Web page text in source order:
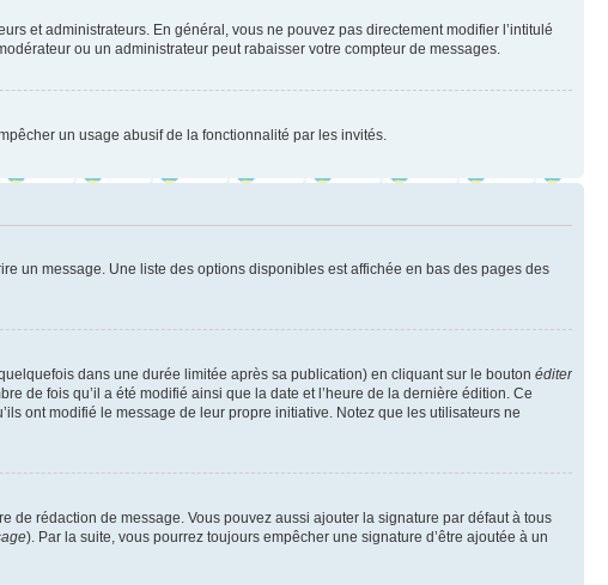
et administrateurs. En général, vous ne pouvez pas directement modifier l’intitulé
ou un administrateur peut rabaisser votre compteur de messages.
un usage abusif de la fonctionnalité par les invités.
un message. Une liste des options disponibles est affichée en bas des pages des
dans une durée limitée après sa publication) en cliquant sur le bouton éditer
de fois qu’il a été modifié ainsi que la date et l’heure de la dernière édition. Ce
ont modifié le message de leur propre initiative. Notez que les utilisateurs ne
de rédaction de message. Vous pouvez aussi ajouter la signature par défaut à tous
). Par la suite, vous pourrez toujours empêcher une signature d’être ajoutée à un